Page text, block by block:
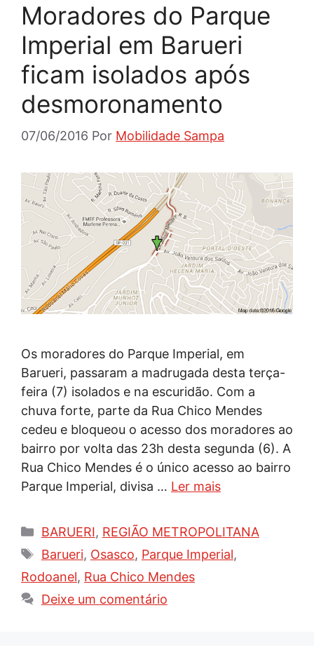
Moradores do Parque
Imperial em Barueri
ficam isolados após
desmoronamento
07/06/2016 Por Mobilidade Sampa
Os moradores do Parque Imperial, em
Barueri, passaram a madrugada desta terça-
feira (7) isolados e na escuridão. Com a
chuva forte, parte da Rua Chico Mendes
cedeu e bloqueou o acesso dos moradores ao
bairro por volta das 23h desta segunda (6). A
Rua Chico Mendes é o único acesso ao bairro
Parque Imperial, divisa … Ler mais
Categorias
BARUERI, REGIÃO METROPOLITANA
Tags
Barueri, Osasco, Parque Imperial,
Rodoanel, Rua Chico Mendes
Deixe um comentário